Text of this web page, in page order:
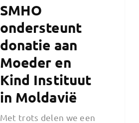
SMHO
ondersteunt
donatie aan
Moeder en
Kind Instituut
in Moldavië
Met trots delen we een